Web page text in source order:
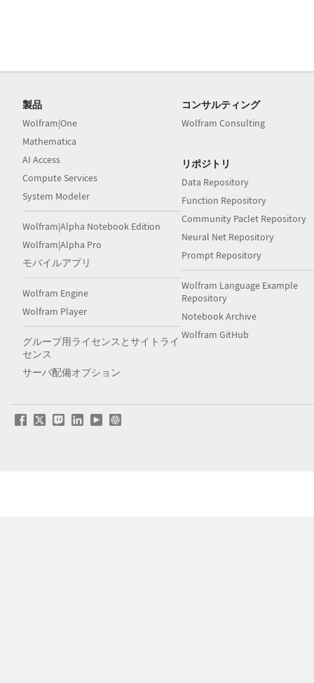
製品
Wolfram|One
Mathematica
AI Access
Compute Services
System Modeler
Wolfram|Alpha Notebook Edition
Wolfram|Alpha Pro
モバイルアプリ
Wolfram Engine
Wolfram Player
グループ用ライセンスとサイトライ
センス
サーバ配備オプション
コンサルティング
Wolfram Consulting
リポジトリ
Data Repository
Function Repository
Community Paclet Repository
Neural Net Repository
Prompt Repository
Wolfram Language Example
Repository
Notebook Archive
Wolfram GitHub